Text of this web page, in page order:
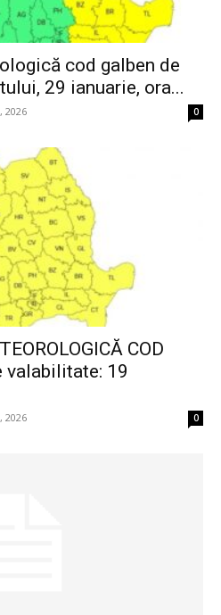
cod galben de
29 ianuarie, ora...
2026 0
COD
valabilitate: 19
2026 0